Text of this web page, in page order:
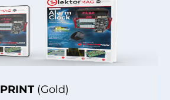
PRINT (Gold)